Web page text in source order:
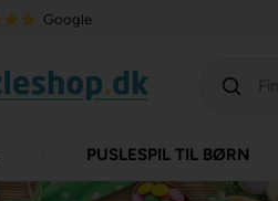
Google
PUSLESPIL TIL BØRN